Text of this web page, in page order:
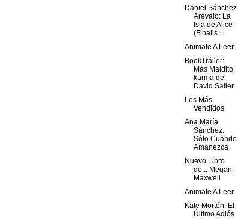
Daniel Sánchez
Arévalo: La
Isla de Alice
(Finalis...
Anímate A Leer
BookTráiler:
Más Maldito
karma de
David Safier
Los Más
Vendidos
Ana María
Sánchez:
Sólo Cuando
Amanezca
Nuevo Libro
de... Megan
Maxwell
Anímate A Leer
Kate Mortón: El
Último Adiós